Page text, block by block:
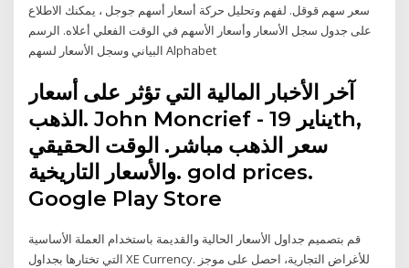
سعر سهم قوقل. لفهم وتحليل حركة أسعار أسهم جوجل ، يمكنك الاطلاع
على جدول سجل الأسعار وأسعار الأسهم في الوقت الفعلي أعلاه. الرسم
البياني وسجل الأسعار لسهم Alphabet
آخر الأخبار المالية التي تؤثر على أسعار
الذهب. John Moncrief - يناير 19th,
سعر الذهب مباشر. الوقت الحقيقي
والأسعار التاريخية. gold prices.
Google Play Store
قم بتصميم جداول الأسعار الحالية والقديمة باستخدام العملة الأساسية
التي تختارها بجداول XE Currency. للأغراض التجارية، احصل على موجز